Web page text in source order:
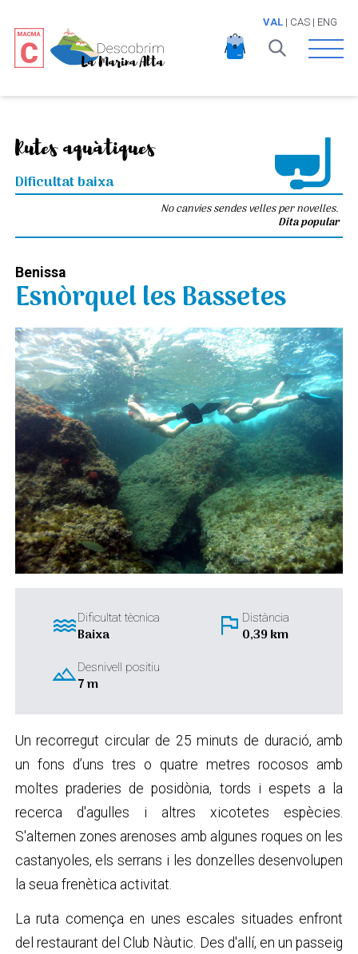
VAL| CAS| ENG
Open
Rutes aquàtiques
Dificultat baixa
No canvies sendes velles per novelles.
Dita popular
Benissa
Esnòrquel les Bassetes
waterDificultat tècnica
Baixa flag Distància
0,39 km
landscapeDesnivell positiu
7 m
Un recorregut circular de 25 minuts de duració, amb
un fons d’uns tres o quatre metres rocosos amb
moltes praderies de posidònia, tords i espets a la
recerca d'agulles i altres xicotetes espècies.
S'alternen zones arenoses amb algunes roques on les
castanyoles, els serrans i les donzelles desenvolupen
la seua frenètica activitat.
La ruta comença en unes escales situades enfront
del restaurant del Club Nàutic. Des d'allí, en un passeig